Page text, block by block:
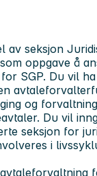
av seksjon
oppgave å
SGP. Du vil
og
Du vil
seksjon for
i